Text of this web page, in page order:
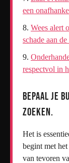
een
Wees alert
schade aan de
respectvol in
Bepaal je
zoeken.
Het is
begint met
van tevoren